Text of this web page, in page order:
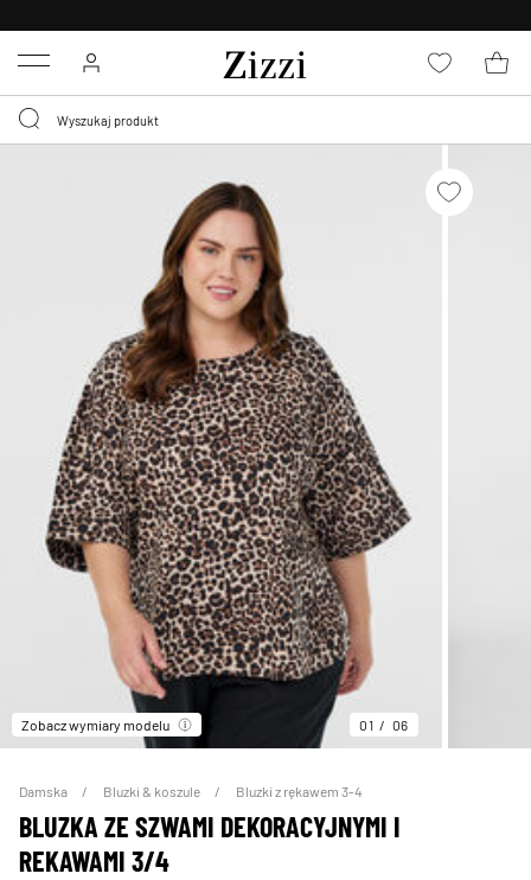
Menu
Zobacz wymiary modelu 01 06
Damska Bluzki & koszule Bluzki z rękawem 3-4
BLUZKA ZE SZWAMI DEKORACYJNYMI I
REKAWAMI 3/4